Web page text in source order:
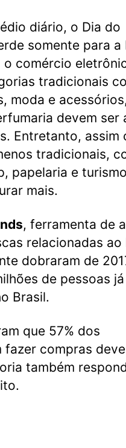
diário, o Dia do
somente para a
comércio
tradicionais
moda e
devem ser
Entretanto, assim
tradicionais,
papelaria e turismo
mais.
, ferramenta de
relacionadas ao
dobraram de
de pessoas já
Brasil.
que 57% dos
compras
também